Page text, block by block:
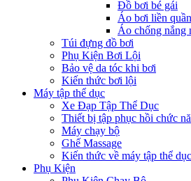
Đồ bơi bé gái
Áo bơi liền quần
Áo chống nắng
Túi đựng đồ bơi
Phụ Kiện Bơi Lội
Bảo vệ da tóc khi bơi
Kiến thức bơi lội
Máy tập thể dục
Xe Đạp Tập Thể Dục
Thiết bị tập phục hồi chức
Máy chạy bộ
Ghế Massage
Kiến thức về máy tập thể dục
Phụ Kiện